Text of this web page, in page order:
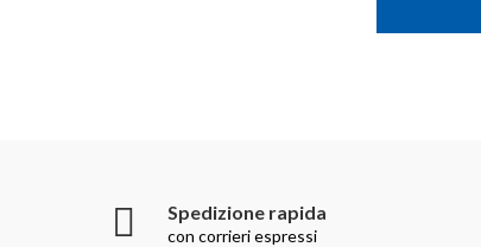
Spedizione rapida
con corrieri espressi